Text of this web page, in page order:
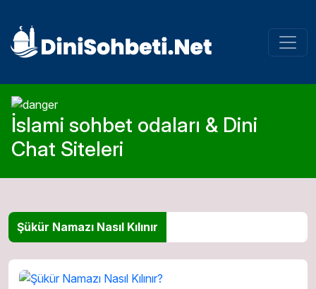
İslami sohbet odaları & Dini
Chat Siteleri
Şükür Namazı Nasıl Kılınır